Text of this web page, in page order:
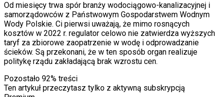
Od miesięcy trwa spór branży wodociągowo-kanalizacyjnej i
samorządowców z Państwowym Gospodarstwem Wodnym
Wody Polskie. Ci pierwsi uważają, że mimo rosnących
kosztów w 2022 r. regulator celowo nie zatwierdza wyższych
taryf za zbiorowe zaopatrzenie w wodę i odprowadzanie
ścieków. Są przekonani, że w ten sposób organ realizuje
politykę rządu zakładającą brak wzrostu cen.
Pozostało 92% treści
Ten artykuł przeczytasz tylko z aktywną subskrypcją